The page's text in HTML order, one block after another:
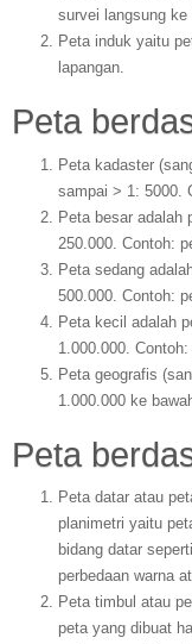
survei langsung ke
Peta induk yaitu
lapangan.
Peta
Peta kadaster
sampai > 1: 5000.
Peta besar adalah
250.000. Contoh:
Peta sedang
500.000. Contoh:
Peta kecil adalah
1.000.000.
Peta geografis
1.000.000 ke
Peta
Peta datar atau
planimetri yaitu
bidang datar
perbedaan warna
Peta timbul atau
peta yang dibuat